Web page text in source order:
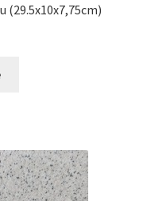
(29.5x10x7,75cm)